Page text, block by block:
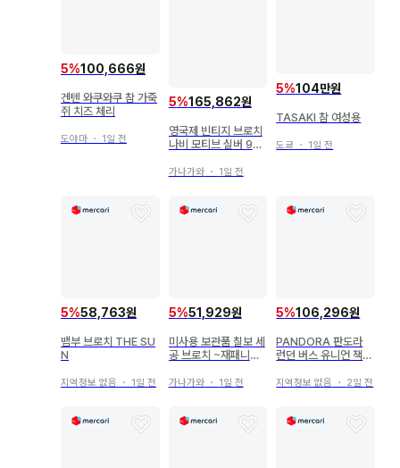
5%100,666원
겐텐 와쿠와쿠 참 가죽
쥐 치즈 체리
도야마 ・ 1일 전
5%165,862원
영국제 빈티지 브로치
나비 모티브 실버 925
가나가와・ 1일 전
5%104만원
TASAKI 참 여성용
도쿄 ・ 1일 전
5%58,763원
뱀부 브로치 THE SU
N
지역정보 없음 ・ 1일 전
5%51,929원
미사용 보관품 칠보 세
공 브로치 ~재패니즈
다운 일품~
가나가와・ 1일 전
5%106,296원
PANDORA 판도라
런던 버스 유니언 잭
지역정보 없음 ・ 2일 전